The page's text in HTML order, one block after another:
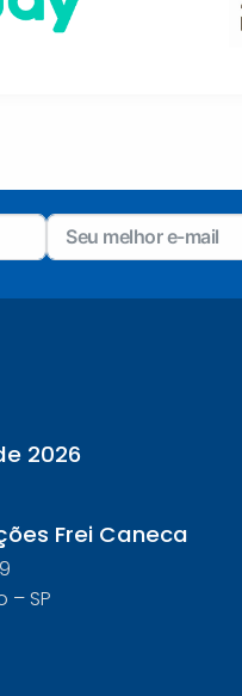
2026
Frei Caneca
– SP